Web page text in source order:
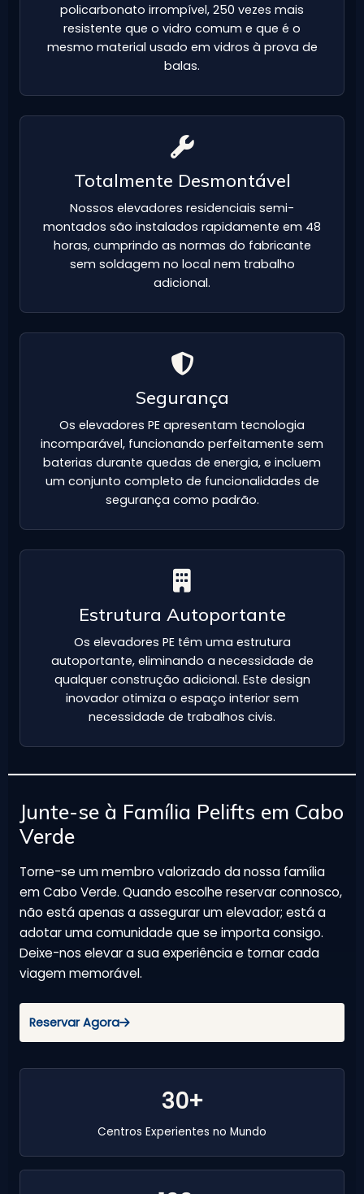
policarbonato irrompível, 250 vezes mais
resistente que o vidro comum e que é o
mesmo material usado em vidros à prova de
balas.
Totalmente Desmontável
Nossos elevadores residenciais semi-
montados são instalados rapidamente em 48
horas, cumprindo as normas do fabricante
sem soldagem no local nem trabalho
adicional.
Segurança
Os elevadores PE apresentam tecnologia
incomparável, funcionando perfeitamente sem
baterias durante quedas de energia, e incluem
um conjunto completo de funcionalidades de
segurança como padrão.
Estrutura Autoportante
Os elevadores PE têm uma estrutura
autoportante, eliminando a necessidade de
qualquer construção adicional. Este design
inovador otimiza o espaço interior sem
necessidade de trabalhos civis.
Junte-se à Família Pelifts em Cabo
Verde
Torne-se um membro valorizado da nossa família
em Cabo Verde. Quando escolhe reservar connosco,
não está apenas a assegurar um elevador; está a
adotar uma comunidade que se importa consigo.
Deixe-nos elevar a sua experiência e tornar cada
viagem memorável.
Reservar Agora
30+
Centros Experientes no Mundo